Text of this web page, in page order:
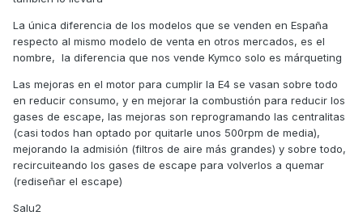
La única diferencia de los modelos que se venden en España
respecto al mismo modelo de venta en otros mercados, es el
nombre, la diferencia que nos vende Kymco solo es márqueting
Las mejoras en el motor para cumplir la E4 se vasan sobre todo
en reducir consumo, y en mejorar la combustión para reducir los
gases de escape, las mejoras son reprogramando las centralitas
(casi todos han optado por quitarle unos 500rpm de media),
mejorando la admisión (filtros de aire más grandes) y sobre todo,
recircuiteando los gases de escape para volverlos a quemar
(rediseñar el escape)
Salu2